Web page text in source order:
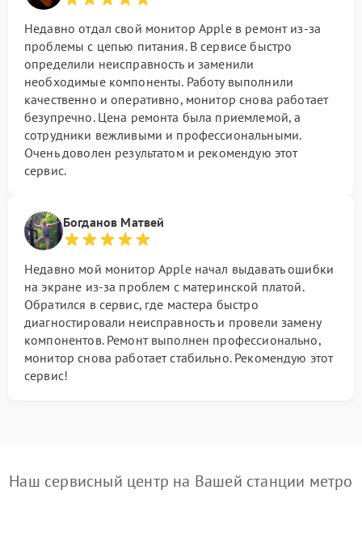
Недавно отдал свой монитор Apple в ремонт из-за
проблемы с цепью питания. В сервисе быстро
определили неисправность и заменили
необходимые компоненты. Работу выполнили
качественно и оперативно, монитор снова работает
безупречно. Цена ремонта была приемлемой, а
сотрудники вежливыми и профессиональными.
Очень доволен результатом и рекомендую этот
сервис.
Богданов Матвей
Недавно мой монитор Apple начал выдавать ошибки
на экране из-за проблем с материнской платой.
Обратился в сервис, где мастера быстро
диагностировали неисправность и провели замену
компонентов. Ремонт выполнен профессионально,
монитор снова работает стабильно. Рекомендую этот
сервис!
Наш сервисный центр на Вашей станции метро